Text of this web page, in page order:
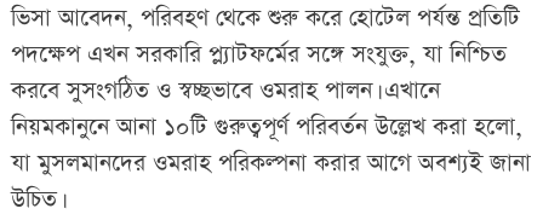
ভিসা আবেদন, পরিবহণ থেকে শুরু করে হোটেল পর্যন্ত প্রতিটি
পদক্ষেপ এখন সরকারি প্ল্যাটফর্মের সঙ্গে সংযুক্ত, যা নিশ্চিত
করবে সুসংগঠিত ও স্বচ্ছভাবে ওমরাহ পালন। এখানে
নিয়মকানুনে আনা ১০টি গুরুত্বপূর্ণ পরিবর্তন উল্লেখ করা হলো,
যা মুসলমানদের ওমরাহ পরিকল্পনা করার আগে অবশ্যই জানা
উচিত।